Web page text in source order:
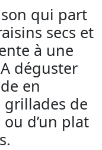
qui part
secs et
à une
déguster
en
de
d’un plat